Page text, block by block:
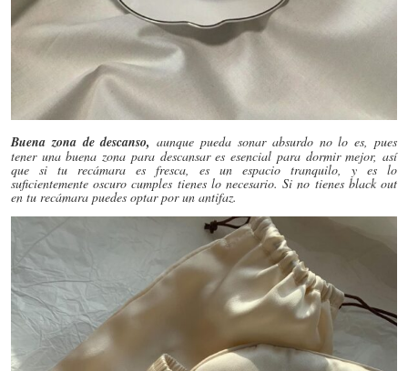
Buena zona de descanso, aunque pueda sonar absurdo no lo es, pues
tener una buena zona para descansar es esencial para dormir mejor, así
que si tu recámara es fresca, es un espacio tranquilo, y es lo
suficientemente oscuro cumples tienes lo necesario. Si no tienes black out
en tu recámara puedes optar por un antifaz.